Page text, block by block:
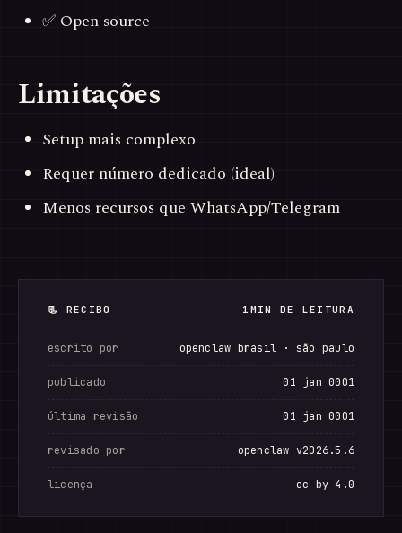
✅ Open source
Limitações
Setup mais complexo
Requer número dedicado (ideal)
Menos recursos que WhatsApp/Telegram
📃 RECIBO 1MIN DE LEITURA
escrito por openclaw brasil · são paulo
publicado 01 jan 0001
última revisão 01 jan 0001
revisado por openclaw v2026.5.6
licença cc by 4.0